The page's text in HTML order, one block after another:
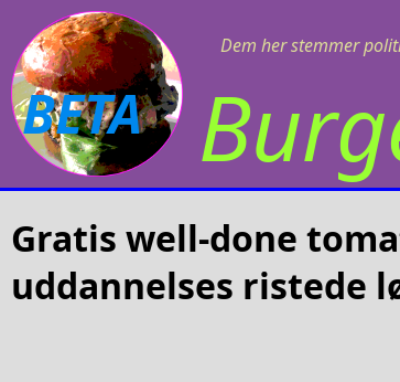
Dem her stemmer
BETA
Gratis well-done
uddannelses ristede